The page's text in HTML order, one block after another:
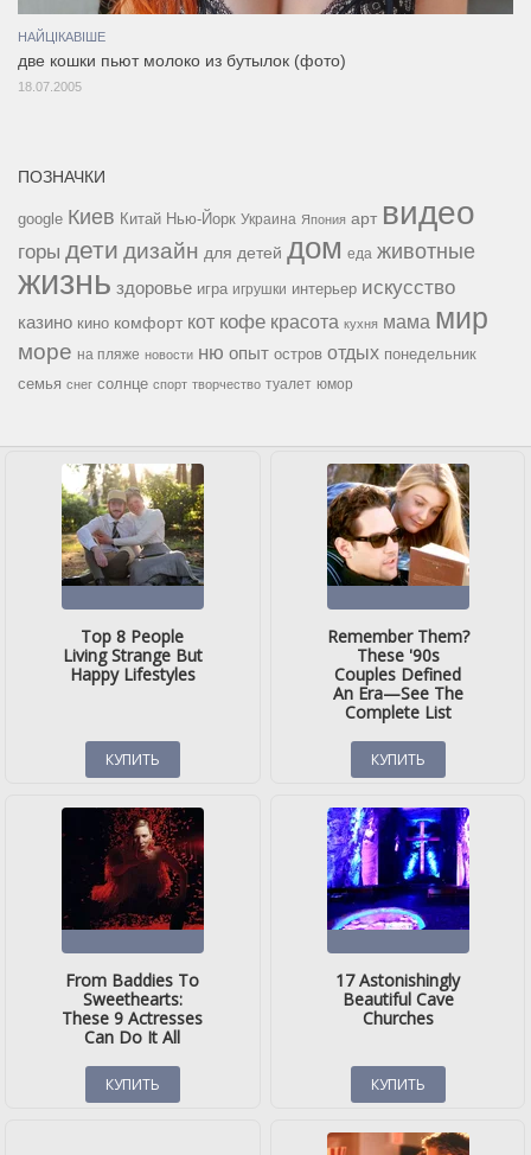
НАЙЦІКАВІШЕ
две кошки пьют молоко из бутылок (фото)
18.07.2005
ПОЗНАЧКИ
google Киев Китай Нью-Йорк Украина Япония арт видео
горы дети дизайн для детей дом еда животные
жизнь здоровье игра игрушки интерьер искусство
казино кино комфорт кот кофе красота кухня мама мир
море на пляже новости ню опыт остров отдых понедельник
семья снег солнце спорт творчество туалет юмор